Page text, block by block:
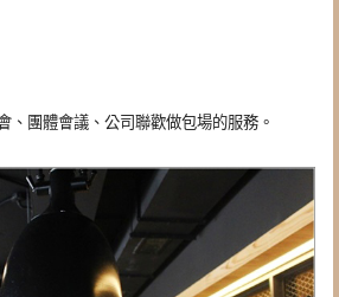
、團體會議、公司聯歡做包場的服務。